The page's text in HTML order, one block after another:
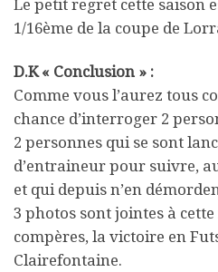
Le petit regret cette saison
1/16ème de la coupe de
D.K « Conclusion » :
Comme vous l’aurez tous
chance d’interroger 2
2 personnes qui se sont
d’entraineur pour suivre,
et qui depuis n’en
3 photos sont jointes à
compères, la victoire en
Clairefontaine.